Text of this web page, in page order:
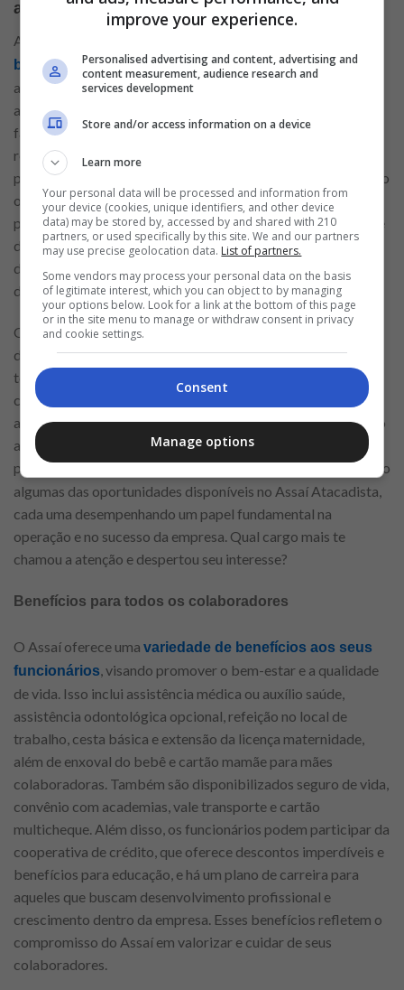
abertas
Algumas das
brasileirosno Assaí Atacadista incluem posições como
açougueiro, operador(a) de loja, consultor de marketing,
auxiliar administrativo, nutricionista e cozinheiro. Vamos
falar um pouco de cada uma delas agora. O açougueiro é
responsável por desossar, cortar e embalar carnes,
proporcionando a qualidade e a segurança dos alimentos. Já o
operador(a) de loja realiza atividades como reposição de
produtos, atendimento ao cliente e organização do ambiente
de trabalho. O consultor de marketing contribui para o
desenvolvimento de estratégias de marketing e divulgação
da marca.
O auxiliar administrativo auxilia nas tarefas administrativas
do dia a dia, como controle de documentos e atendimento
telefônico. O nutricionista é responsável por desenvolver
cardápios saudáveis e orientar sobre práticas alimentares
adequadas. Por fim, o cozinheiro prepara alimentos seguindo
as normas de higiene e segurança alimentar, oferecendo
pratos de qualidade para todos os
. Essas são
algumas das oportunidades disponíveis no Assaí Atacadista,
cada uma desempenhando um papel fundamental na
operação e no sucesso da empresa. Qual cargo mais te
chamou a atenção e despertou seu interesse?
Benefícios para todos os colaboradores
O Assaí oferece uma variedade de benefícios aos seus
funcionários, visando promover o bem-estar e a qualidade
de vida. Isso inclui assistência médica ou auxílio saúde,
assistência odontológica opcional, refeição no local de
trabalho, cesta básica e extensão da licença maternidade,
além de enxoval do bebê e cartão mamãe para mães
colaboradoras. Também são disponibilizados seguro de vida,
convênio com academias, vale transporte e cartão
multicheque. Além disso, os funcionários podem participar da
cooperativa de crédito, que oferece descontos imperdíveis e
benefícios para educação, e há um plano de carreira para
aqueles que buscam desenvolvimento profissional e
crescimento dentro da empresa. Esses benefícios refletem o
compromisso do Assaí em valorizar e cuidar de seus
colaboradores.
improve your experience.
Personalised advertising and content, advertising and
content measurement, audience research and
services development
Store and/or access information on a device
Learn more
Your personal data will be processed and information from
your device (cookies, unique identifiers, and other device
data) may be stored by, accessed by and shared with 210
partners, or used specifically by this site. We and our partners
may use precise geolocation data. List of partners.
Some vendors may process your personal data on the basis
of legitimate interest, which you can object to by managing
your options below. Look for a link at the bottom of this page
or in the site menu to manage or withdraw consent in privacy
and cookie settings.
Consent
Manage options